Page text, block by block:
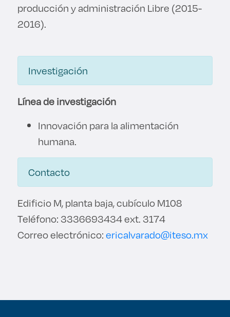
producción y administración Libre (2015-
2016).
Investigación
Línea de investigación
Innovación para la alimentación
humana.
Contacto
Edificio M, planta baja, cubículo M108
Teléfono: 3336693434 ext. 3174
Correo electrónico:ericalvarado@iteso.mx